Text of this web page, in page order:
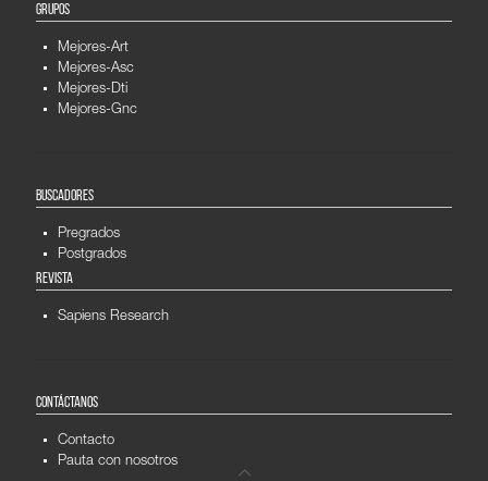
GRUPOS
Mejores-Art
Mejores-Asc
Mejores-Dti
Mejores-Gnc
BUSCADORES
Pregrados
Postgrados
REVISTA
Sapiens Research
CONTÁCTANOS
Contacto
Pauta con nosotros